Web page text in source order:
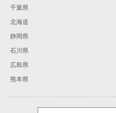
千葉県
北海道
静岡県
石川県
広島県
熊本県